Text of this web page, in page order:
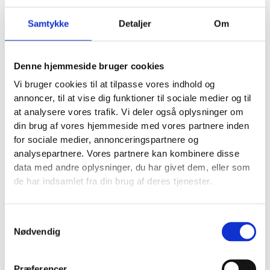
Samtykke Detaljer Om
Denne hjemmeside bruger cookies
Vi bruger cookies til at tilpasse vores indhold og
annoncer, til at vise dig funktioner til sociale medier og til
at analysere vores trafik. Vi deler også oplysninger om
din brug af vores hjemmeside med vores partnere inden
for sociale medier, annonceringspartnere og
analysepartnere. Vores partnere kan kombinere disse
data med andre oplysninger, du har givet dem, eller som
de har indsamlet fra din brug af deres tjenester.
Nødvendig
Opslag og opdateringer holder profilen levende
Opslag er undervurderede. Ikke fordi de alene redder
Det kan være:
Sæsoninformationsom ferieåbningstider eller
akutservice
Nye ydelsersom en klinik, der tilbyder en ny
behandling
Færdige opgaver
hvor en håndværker viser
før og efter
katastrofe. Men hvis profilen står helt stille i lang tid,
ser virksomheden lettere passiv ud.